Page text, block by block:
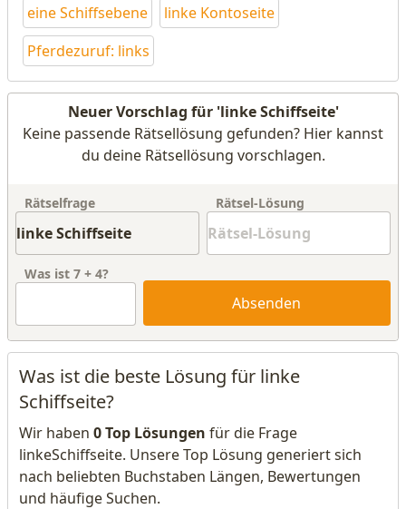
eine Schiffsebene
linke Kontoseite
Pferdezuruf: links
Neuer Vorschlag für 'linke Schiffseite'
Keine passende Rätsellösung gefunden? Hier kannst
du deine Rätsellösung vorschlagen.
Rätselfrage Rätsel-Lösung
Was ist 7 + 4?
Absenden
Was ist die beste Lösung für linke
Schiffseite?
Wir haben 0 Top Lösungen für die Frage
linkeSchiffseite. Unsere Top Lösung generiert sich
nach beliebten Buchstaben Längen, Bewertungen
und häufige Suchen.